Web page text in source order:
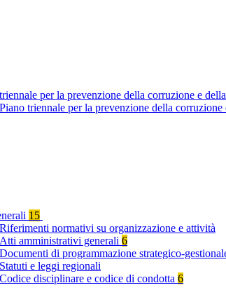
per la prevenzione della corruzione e
Piano triennale per la prevenzione della
15
Riferimenti normativi su organizzazione e attività
Atti amministrativi generali 6
Documenti di programmazione strategico-
Statuti e leggi regionali
Codice disciplinare e codice di condotta 6